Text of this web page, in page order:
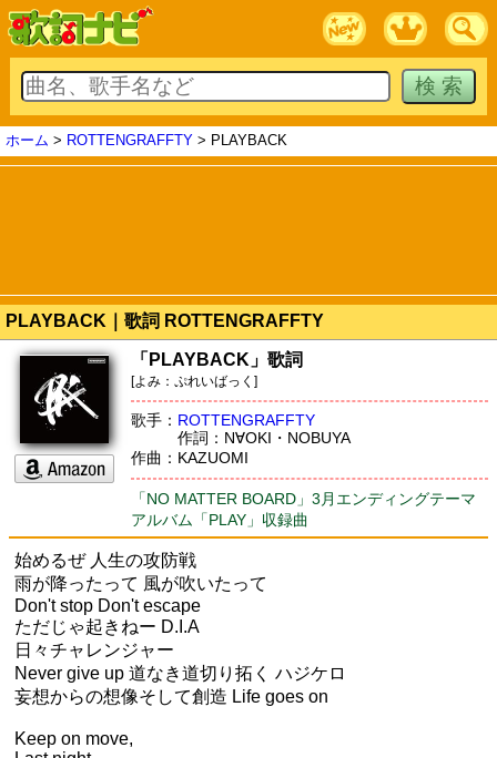
ホーム > ROTTENGRAFFTY > PLAYBACK
PLAYBACK｜歌詞 ROTTENGRAFFTY
「PLAYBACK」歌詞
[よみ：ぷれいばっく]
歌手： ROTTENGRAFFTY
作詞：N∀OKI・NOBUYA
作曲：KAZUOMI
「NO MATTER BOARD」3月エンディングテーマ
アルバム「PLAY」収録曲
始めるぜ 人生の攻防戦
雨が降ったって 風が吹いたって
Don't stop Don't escape
ただじゃ起きねー D.I.A
日々チャレンジャー
Never give up 道なき道切り拓く ハジケロ
妄想からの想像そして創造 Life goes on
Keep on move,